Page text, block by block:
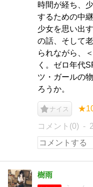
時間が経ち、
するための中
少女を思い出
の話、そして
られながら、
く。ゼロ年代
ツ・ガールの
ろうか。
ナイス
コメント(0)
樹雨